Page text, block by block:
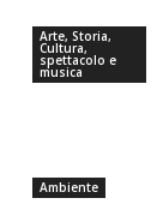
Arte, Storia,
Cultura,
spettacolo e
musica
Ambiente